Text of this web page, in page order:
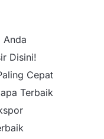
Anda
Disini!
Cepat
Terbaik